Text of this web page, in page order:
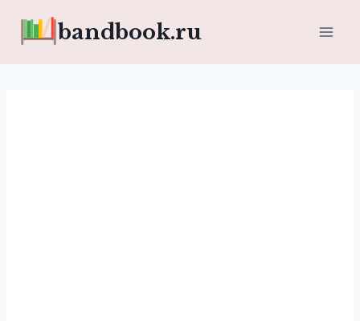
bandbook.ru